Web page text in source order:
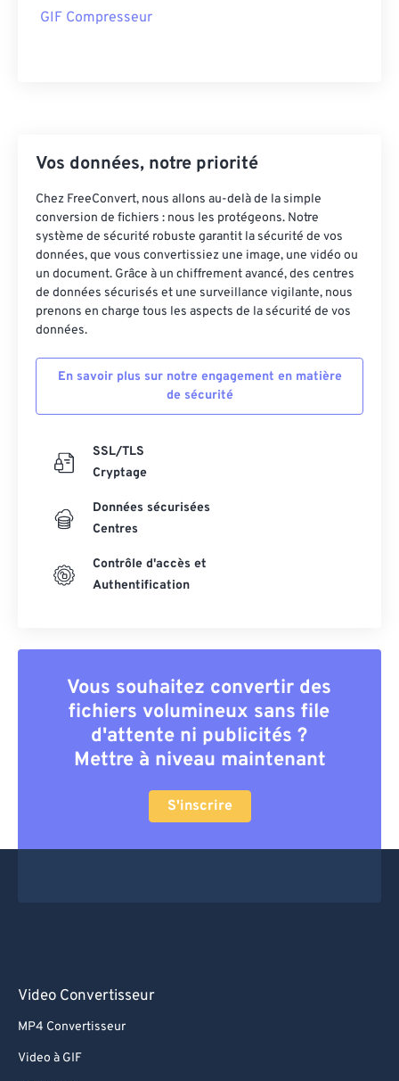
GIF Compresseur
Vos données, notre priorité
Chez FreeConvert, nous allons au-delà de la simple
conversion de fichiers : nous les protégeons. Notre
système de sécurité robuste garantit la sécurité de vos
données, que vous convertissiez une image, une vidéo ou
un document. Grâce à un chiffrement avancé, des centres
de données sécurisés et une surveillance vigilante, nous
prenons en charge tous les aspects de la sécurité de vos
données.
En savoir plus sur notre engagement en matière
de sécurité
SSL/TLS
Cryptage
Données sécurisées
Centres
Contrôle d'accès et
Authentification
Vous souhaitez convertir des
fichiers volumineux sans file
d'attente ni publicités ?
Mettre à niveau maintenant
S'inscrire
Video Convertisseur
MP4 Convertisseur
Video à GIF